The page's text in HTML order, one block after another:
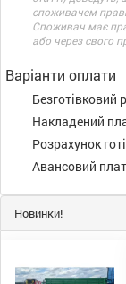
споживачем
Споживач має
або через свого
Варіанти оплати
Безготівковий
Накладений
Розрахунок
Авансовий
Новинки!